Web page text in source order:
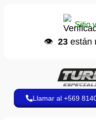
Sitio
👁️ 23 están
Llamar al +569
📞 hizo una